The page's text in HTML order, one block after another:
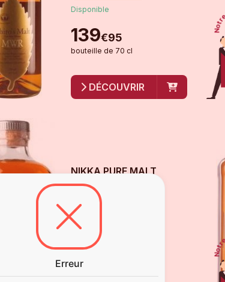
Disponible
139€95
bouteille de 70 cl
DÉCOUVRIR
NIKKA PURE MALT
BLACK
Blended Whisky
Disponible
93
bouteillede50 cl
Erreur